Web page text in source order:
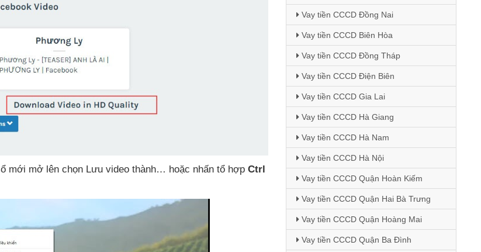
mới mở lên chọn Lưu video thành… hoặc nhấn tổ hợp Ctrl
Vay tiền CCCD Đồng Nai
Vay tiền CCCD Biên Hòa
Vay tiền CCCD Đồng Tháp
Vay tiền CCCD Điện Biên
Vay tiền CCCD Gia Lai
Vay tiền CCCD Hà Giang
Vay tiền CCCD Hà Nam
Vay tiền CCCD Hà Nội
Vay tiền CCCD Quận Hoàn Kiếm
Vay tiền CCCD Quận Hai Bà Trưng
Vay tiền CCCD Quận Hoàng Mai
Vay tiền CCCD Quận Ba Đình